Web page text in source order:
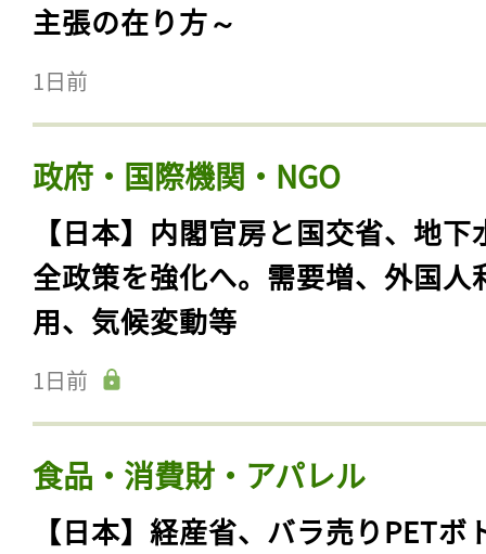
主張の在り方～
1日前
政府・国際機関・NGO
【日本】内閣官房と国交省、地下
全政策を強化へ。需要増、外国人
用、気候変動等
1日前
食品・消費財・アパレル
【日本】経産省、バラ売りPETボ